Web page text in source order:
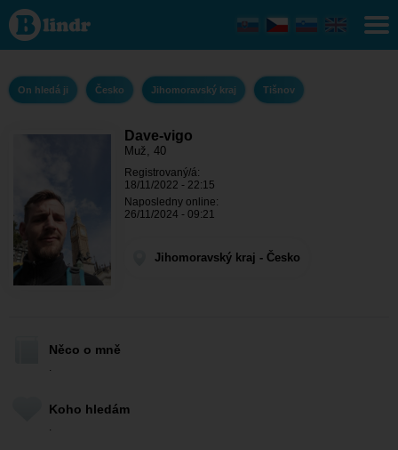
Dave-vigo -
On hledá ji
Jihomoravský
kraj - Tišnov
On hledá ji Česko Jihomoravský kraj Tišnov
Dave-vigo
Muž, 40
Registrovaný/á:
18/11/2022 - 22:15
Naposledny online:
26/11/2024 - 09:21
Jihomoravský kraj - Česko
Něco o mně
.
Koho hledám
.